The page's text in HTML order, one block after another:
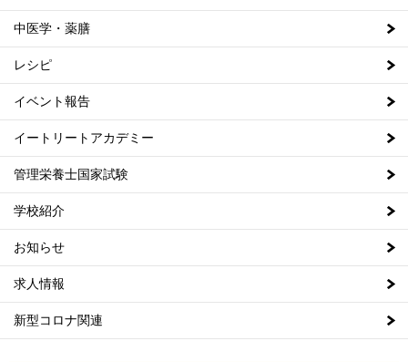
中医学・薬膳
レシピ
イベント報告
イートリートアカデミー
管理栄養士国家試験
学校紹介
お知らせ
求人情報
新型コロナ関連